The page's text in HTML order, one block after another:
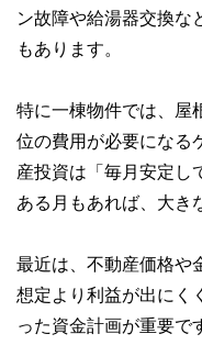
ン故障や給湯器交換な
もあります。
特に一棟物件では、屋
位の費用が必要になる
産投資は「毎月安定し
ある月もあれば、大き
最近は、不動産価格や
想定より利益が出にく
った資金計画が重要で